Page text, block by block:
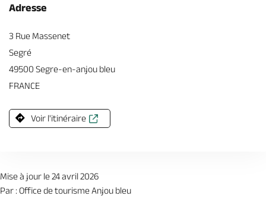
Adresse
3 Rue Massenet
Segré
49500 Segre-en-anjou bleu
FRANCE
Voir l'itinéraire
Mise à jour le 24 avril 2026
Par : Office de tourisme Anjou bleu